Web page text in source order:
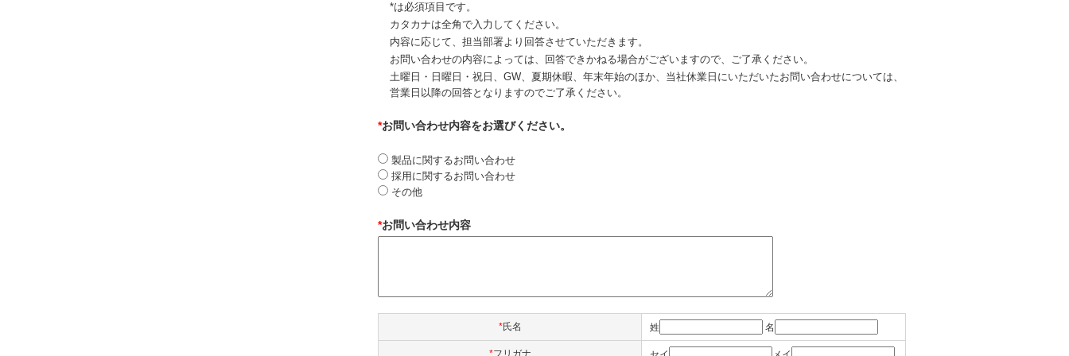
*は必須項目です。
カタカナは全角で入力してください。
内容に応じて、担当部署より回答させていただきます。
お問い合わせの内容によっては、回答できかねる場合がございますので、ご了承ください。
土曜日・日曜日・祝日、GW、夏期休暇、年末年始のほか、当社休業日にいただいたお問い合わせについては、
営業日以降の回答となりますのでご了承ください。
*お問い合わせ内容をお選びください。
製品に関するお問い合わせ
採用に関するお問い合わせ
その他
*お問い合わせ内容
*氏名 姓 名
*フリガナ